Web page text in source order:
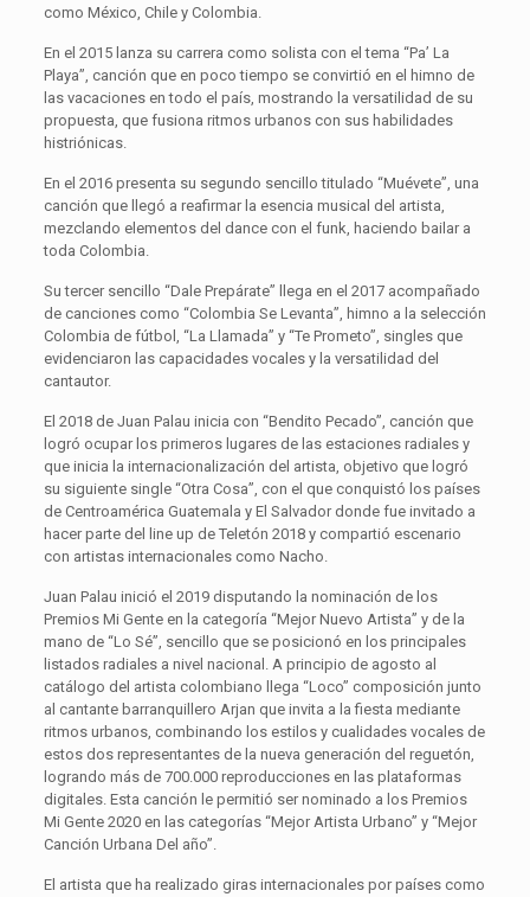
como México, Chile y Colombia.
En el 2015 lanza su carrera como solista con el tema “Pa’ La
Playa”, canción que en poco tiempo se convirtió en el himno de
las vacaciones en todo el país, mostrando la versatilidad de su
propuesta, que fusiona ritmos urbanos con sus habilidades
histriónicas.
En el 2016 presenta su segundo sencillo titulado “Muévete”, una
canción que llegó a reafirmar la esencia musical del artista,
mezclando elementos del dance con el funk, haciendo bailar a
toda Colombia.
Su tercer sencillo “Dale Prepárate” llega en el 2017 acompañado
de canciones como “Colombia Se Levanta”, himno a la selección
Colombia de fútbol, “La Llamada” y “Te Prometo”, singles que
evidenciaron las capacidades vocales y la versatilidad del
cantautor.
El 2018 de Juan Palau inicia con “Bendito Pecado”, canción que
logró ocupar los primeros lugares de las estaciones radiales y
que inicia la internacionalización del artista, objetivo que logró
su siguiente single “Otra Cosa”, con el que conquistó los países
de Centroamérica Guatemala y El Salvador donde fue invitado a
hacer parte del line up de Teletón 2018 y compartió escenario
con artistas internacionales como Nacho.
Juan Palau inició el 2019 disputando la nominación de los
Premios Mi Gente en la categoría “Mejor Nuevo Artista” y de la
mano de “Lo Sé”, sencillo que se posicionó en los principales
listados radiales a nivel nacional. A principio de agosto al
catálogo del artista colombiano llega “Loco” composición junto
al cantante barranquillero Arjan que invita a la fiesta mediante
ritmos urbanos, combinando los estilos y cualidades vocales de
estos dos representantes de la nueva generación del reguetón,
logrando más de 700.000 reproducciones en las plataformas
digitales. Esta canción le permitió ser nominado a los Premios
Mi Gente 2020 en las categorías “Mejor Artista Urbano” y “Mejor
Canción Urbana Del año”.
El artista que ha realizado giras internacionales por países como